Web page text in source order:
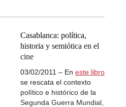
Casablanca: política,
historia y semiótica en el
cine
03/02/2011 – En este libro
se rescata el contexto
político e histórico de la
Segunda Guerra Mundial,